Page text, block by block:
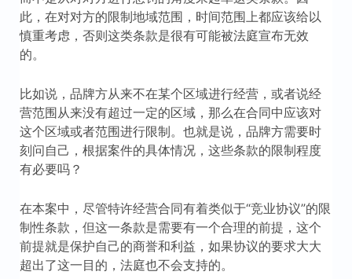
此，在对对方的限制地域范围，时间范围上都应该给以
慎重考虑，否则这类条款是很有可能被法庭宣布无效
的。
比如说，品牌方从来不在某个区域进行经营，或者说经
营范围从来没有超过一定的区域，那么在合同中应该对
这个区域或者范围进行限制。也就是说，品牌方需要时
刻问自己，根据案件的具体情况，这些条款的限制程度
有必要吗？
在本案中，尽管特许经营合同有着类似于“竞业协议”的限
制性条款，但这一条款是需要有一个合理的前提，这个
前提就是保护自己的商誉和利益，如果协议的要求大大
超出了这一目的，法庭也不会支持的。